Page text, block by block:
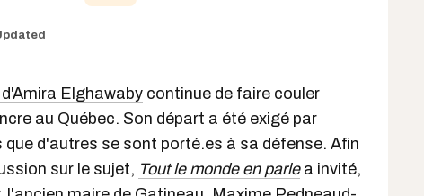
Elghawaby continue de faire couler
au Québec. Son départ a été exigé par
d'autres se sont porté.es à sa défense. Afin
sur le sujet, Tout le monde en parlea invité,